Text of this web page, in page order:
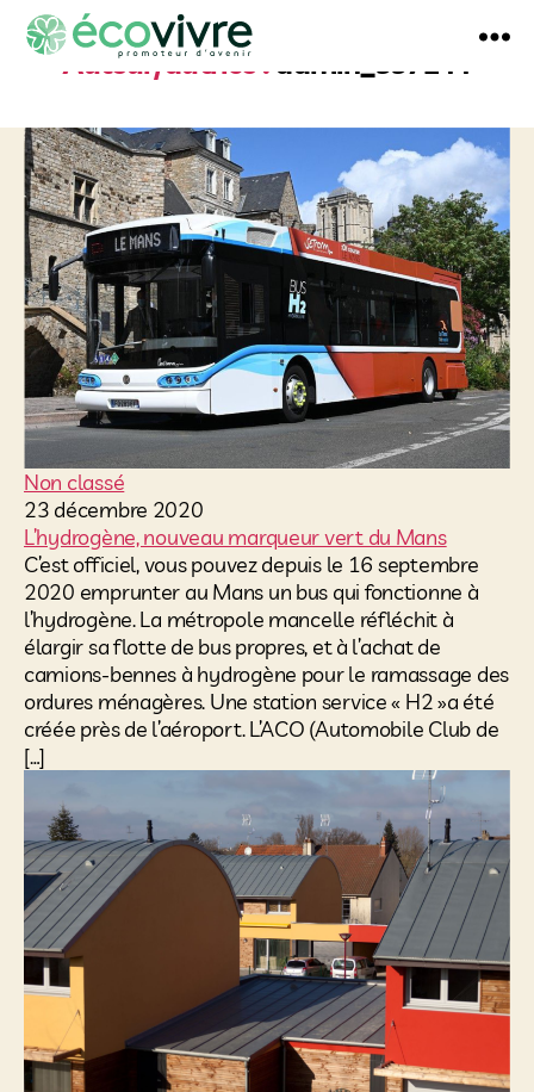
écovivre
Auteur/autrice : admin_357244
Non classé
23 décembre 2020
L’hydrogène, nouveau marqueur vert du Mans
C’est officiel, vous pouvez depuis le 16 septembre
2020 emprunter au Mans un bus qui fonctionne à
l’hydrogène. La métropole mancelle réfléchit à
élargir sa flotte de bus propres, et à l’achat de
camions-bennes à hydrogène pour le ramassage des
ordures ménagères. Une station service « H2 »a été
créée près de l’aéroport. L’ACO (Automobile Club de
[…]